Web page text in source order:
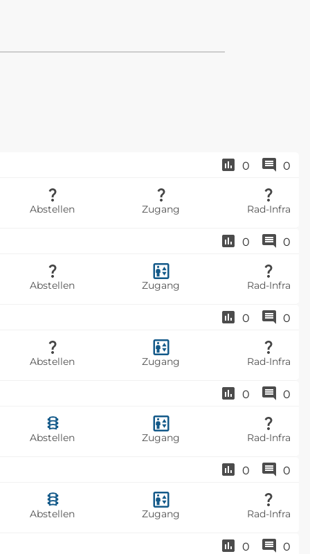
0 0
Abstellen
Zugang Rad-Infra
0 0
Abstellen
Zugang Rad-Infra
0 0
Abstellen
Zugang Rad-Infra
0 0
Abstellen
Zugang Rad-Infra
0 0
Abstellen
Zugang Rad-Infra
0 0